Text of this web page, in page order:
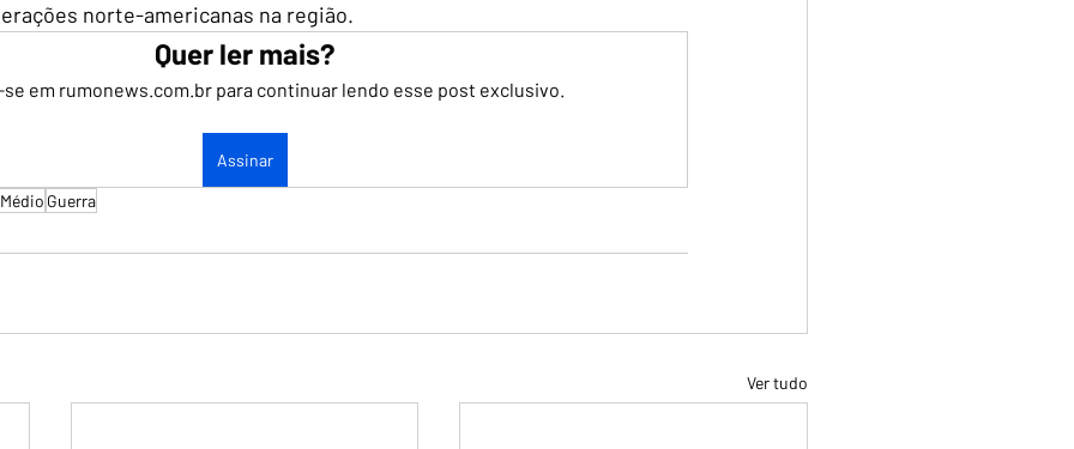
norte-americanas na região.
Quer ler mais?
em rumonews.com.br para continuar lendo esse post exclusivo.
Assinar
Guerra
Ver tudo